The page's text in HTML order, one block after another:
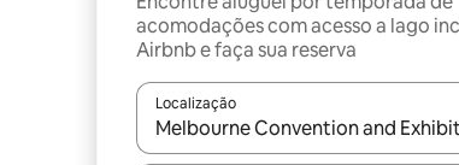
acomodações com acesso a lago
Airbnb e faça sua reserva
Localização
Quando os resultados estiverem